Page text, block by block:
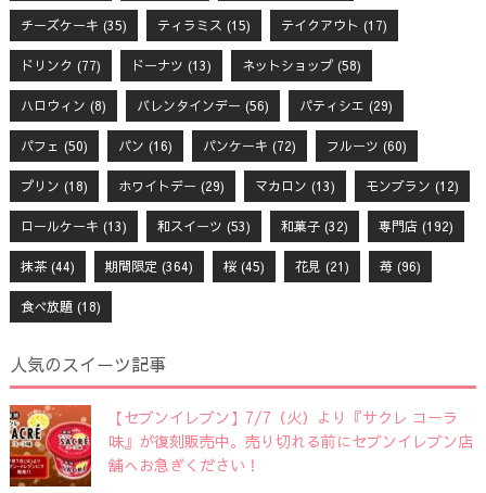
チーズケーキ (35) ティラミス (15) テイクアウト (17)
ドリンク (77) ドーナツ (13) ネットショップ(58)
ハロウィン (8) バレンタインデー (56) パティシエ (29)
パフェ (50) パン (16) パンケーキ (72) フルーツ (60)
プリン (18) ホワイトデー (29) マカロン (13) モンブラン (12)
ロールケーキ (13) 和スイーツ (53) 和菓子(32) 専門店(192)
抹茶(44) 期間限定 (364) 桜(45) 花見 (21) 苺(96)
食べ放題(18)
人気のスイーツ記事
【セブンイレブン】7/7（火）より『サクレ コーラ
味』が復刻販売中。売り切れる前にセブンイレブン店
舗へお急ぎください！